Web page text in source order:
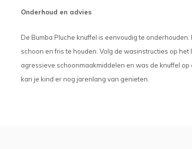
Onderhoud en advies
De Bumba Pluche knuffel is eenvoudig te
schoon en fris te houden. Volg de wasinstructies op
agressieve schoonmaakmiddelen en was de knuffel
kan je kind er nog jarenlang van genieten.